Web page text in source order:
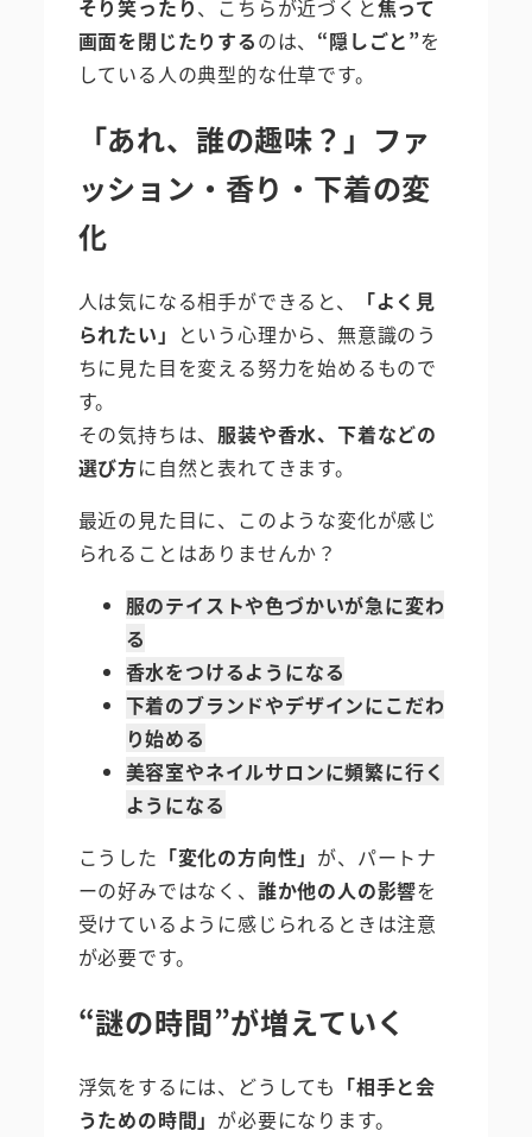
そり笑ったり、こちらが近づくと焦って
画面を閉じたりするのは、 “隠しごと”を
している人の典型的な仕草です。
「あれ、誰の趣味？」ファ
ッション・香り・下着の変
化
人は気になる相手ができると、
「よく見
られたい」 という心理から、無意識のう
ちに見た目を変える努力を始めるもので
す。
その気持ちは、服装や香水、下着などの
選び方に自然と表れてきます。
最近の見た目に、このような変化が感じ
られることはありませんか？
服のテイストや色づかいが急に変わ
る
香水をつけるようになる
下着のブランドやデザインにこだわ
り始める
美容室やネイルサロンに頻繁に行く
ようになる
こうした 「変化の方向性」 が、パートナ
ーの好みではなく、 誰か他の人の影響を
受けているように感じられるときは注意
が必要です。
“謎の時間”が増えていく
浮気をするには、どうしても 「相手と会
うための時間」 が必要になります。